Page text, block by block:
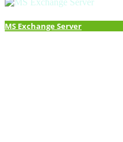
MS Exchange Server